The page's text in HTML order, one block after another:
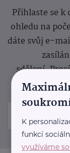
Přihlaste se k
ohledu na
dáte svůj e-
sdělení.
schránku,
K
funkcí
využíváme